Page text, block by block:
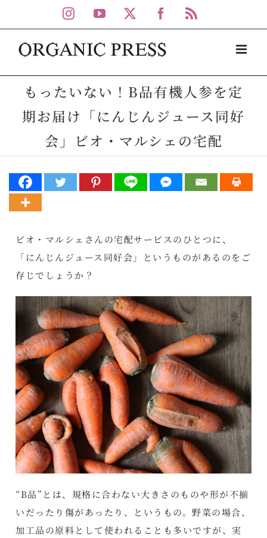
to
content
Instagram
YouTube Facebook
もったいない！B品有機人参を定
期お届け「にんじんジュース同好
会」ビオ・マルシェの宅配
ビオ・マルシェさんの宅配サービスのひとつに、
「にんじんジュース同好会」というものがあるのをご
存じでしょうか？
“B品”とは、規格に合わない大きさのものや形が不揃
いだったり傷があったり、というもの。野菜の場合、
加工品の原料として使われることも多いですが、実